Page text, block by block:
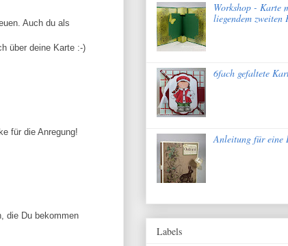
Auch du als
über deine Karte :-)
für die Anregung!
die Du bekommen
Workshop - Karte
liegendem zweiten
6fach gefaltete
Anleitung für eine
Labels